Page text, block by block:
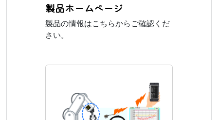
製品ホームページ
製品の情報はこちらからご確認くだ
さい。